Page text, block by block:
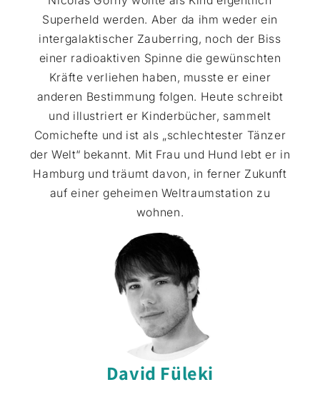
Superheld werden. Aber da ihm weder ein
intergalaktischer Zauberring, noch der Biss
einer radioaktiven Spinne die gewünschten
Kräfte verliehen haben, musste er einer
anderen Bestimmung folgen. Heute schreibt
und illustriert er Kinderbücher, sammelt
Comichefte und ist als „schlechtester Tänzer
der Welt“ bekannt. Mit Frau und Hund lebt er in
Hamburg und träumt davon, in ferner Zukunft
auf einer geheimen Weltraumstation zu
wohnen.
David Füleki